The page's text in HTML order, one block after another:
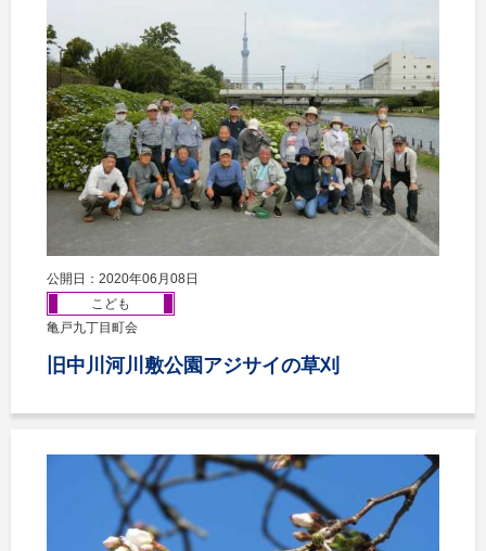
公開日：2020年06月08日
こども
亀戸九丁目町会
旧中川河川敷公園アジサイの草刈